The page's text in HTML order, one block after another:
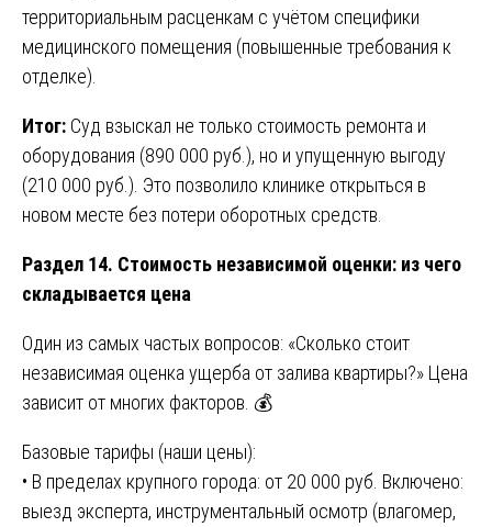
территориальным расценкам с учётом специфики
медицинского помещения (повышенные требования к
отделке).
Итог: Суд взыскал не только стоимость ремонта и
оборудования (890 000 руб.), но и упущенную выгоду
(210 000 руб.). Это позволило клинике открыться в
новом месте без потери оборотных средств.
Раздел 14. Стоимость независимой оценки: из чего
складывается цена
Один из самых частых вопросов: «Сколько стоит
независимая оценка ущерба от залива квартиры?» Цена
зависит от многих факторов. 💰
Базовые тарифы (наши цены):
• В пределах крупного города: от 20 000 руб. Включено:
выезд эксперта, инструментальный осмотр (влагомер,